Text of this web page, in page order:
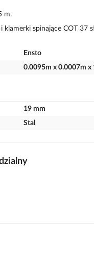
m.
klamerki spinające COT
Ensto
0.0095m x 0.0007m x
19 mm
Stal